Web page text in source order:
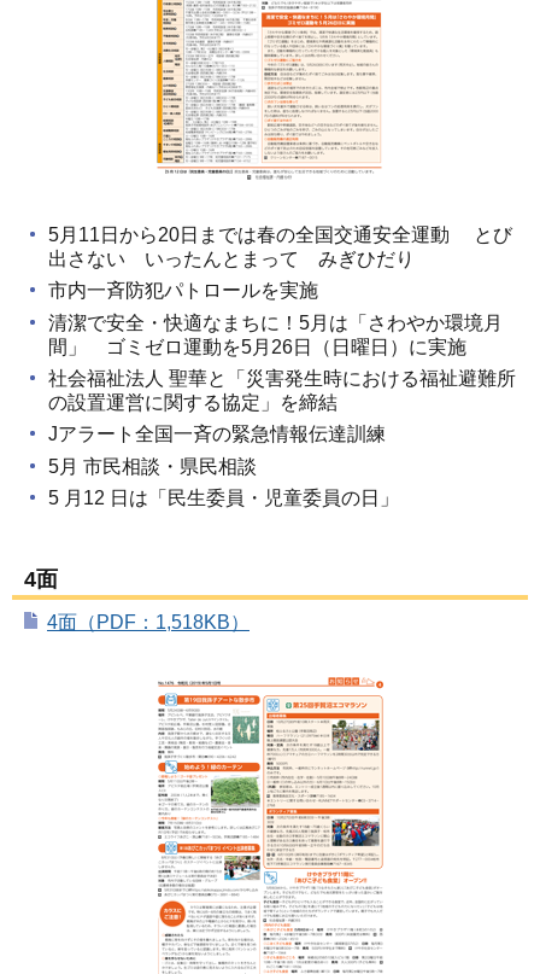
5月11日から20日までは春の全国交通安全運動 とび
出さない いったんとまって みぎひだり
市内一斉防犯パトロールを実施
清潔で安全・快適なまちに！5月は「さわやか環境月
間」 ゴミゼロ運動を5月26日（日曜日）に実施
社会福祉法人 聖華と「災害発生時における福祉避難所
の設置運営に関する協定」を締結
Jアラート全国一斉の緊急情報伝達訓練
5月 市民相談・県民相談
5 月12 日は「民生委員・児童委員の日」
4面
4面（PDF：1,518KB）